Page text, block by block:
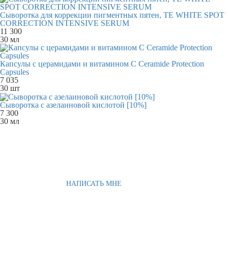
Сыворотка для коррекции пигментных пятен, TE WHITE SPOT
CORRECTION INTENSIVE SERUM
11 300
30 мл
Капсулы с церамидами и витамином С Ceramide Protection
Capsules
7 035
30 шт
Сыворотка с азелаиновой кислотой [10%]
7 300
30 мл
НАПИСАТЬ МНЕ